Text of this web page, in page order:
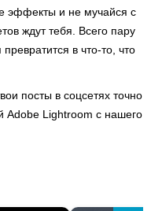
эффекты и не мучайся с
ждут тебя. Всего пару
в что-то, что
посты в соцсетях точно
Adobe Lightroom с нашего